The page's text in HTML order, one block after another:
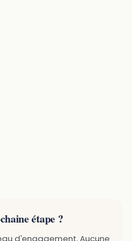
étape ?
d'engagement. Aucune